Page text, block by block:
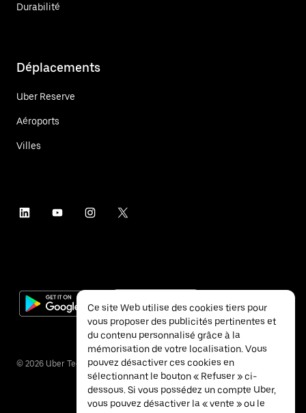
Durabilité
Déplacements
Uber Reserve
Aéroports
Villes
© 2026 Uber Technologies Inc.
Ce site Web utilise des cookies tiers pour
vous proposer des publicités pertinentes et
du contenu personnalisé grâce à la
mémorisation de votre localisation. Vous
pouvez désactiver ces cookies en
sélectionnant le bouton « Refuser » ci-
dessous. Si vous possédez un compte Uber,
vous pouvez désactiver la « vente » ou le